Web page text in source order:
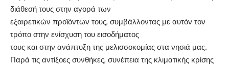
διάθεσή τους στην αγορά των
εξαιρετικών προϊόντων τους, συμβάλλοντας με αυτόν τον
τρόπο στην ενίσχυση του εισοδήματος
τους και στην ανάπτυξη της μελισσοκομίας στα νησιά μας.
Παρά τις αντίξοες συνθήκες, συνέπεια της κλιματικής κρίσης